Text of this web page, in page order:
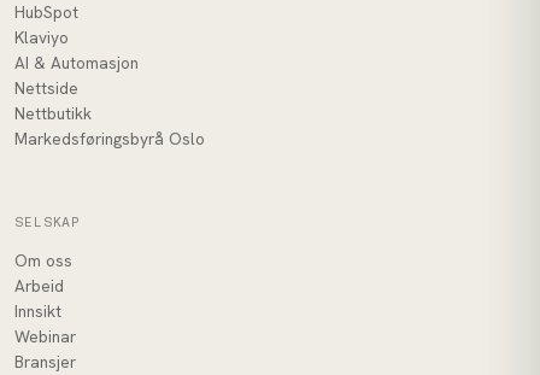
HubSpot
Klaviyo
AI & Automasjon
Nettside
Nettbutikk
Markedsføringsbyrå Oslo
SELSKAP
Om oss
Arbeid
Innsikt
Webinar
Bransjer